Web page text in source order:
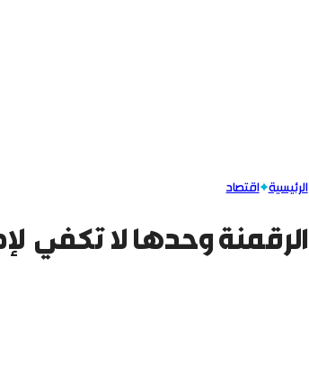
الرئيسية اقتصاد
الرقمنة وحدها لا تكفي